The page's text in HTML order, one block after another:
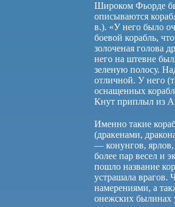
Широком Фьорде
описываются
в.). «У него было
боевой корабль,
золоченая голова
него на штевне
зеленую полосу.
отличной. У него
оснащенных
Кнут приплыл из
Именно такие
(дракенами,
— конунгов,
более пар весел и
пошло название
устрашала врагов.
намерениями, а
онежских былинах